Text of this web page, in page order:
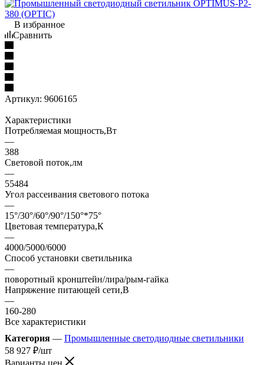
В избранное
Сравнить
Артикул: 9606165
Характеристики
Потребляемая мощность,Вт
—
388
Световой поток,лм
—
55484
Угол рассеивания светового потока
—
15°/30°/60°/90°/150°*75°
Цветовая температура,К
—
4000/5000/6000
Способ установки светильника
—
поворотный кронштейн/лира/рым-гайка
Напряжение питающей сети,В
—
160-280
Все характеристики
Категория — Промышленные светодиодные светильники
58 927 ₽/шт
Варианты цен